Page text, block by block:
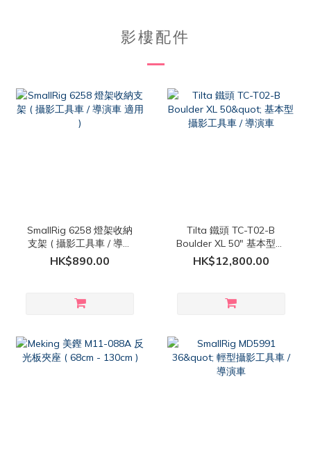
影樓配件
SmallRig 6258 燈架收納
支架 ( 攝影工具車 / 導演
車 適用 )
HK$890.00
Tilta 鐵頭 TC-T02-B
Boulder XL 50" 基本型攝
影工具車 / 導演車
HK$12,800.00